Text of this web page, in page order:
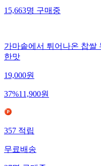
15,663명구매중
가마솥에서 튀어나온 찹쌀
한맛
19,000원
37%11,900원
357적립
무료배송